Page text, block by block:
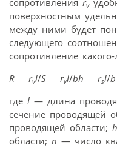
v
поверхностным
между ними будет
следующего
сопротивление
R = rvl/S = rvl/bh = rsl/b
где l — длина
сечение проводящей
проводящей области; h
области; n — число